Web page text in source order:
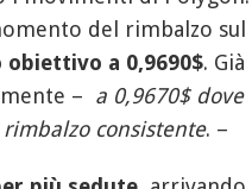
del rimbalzo sul
a 0,9690$. Già
– a 0,9670$ dove
consistente. –